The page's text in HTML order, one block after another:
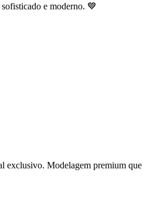
e moderno. 💙
Modelagem premium